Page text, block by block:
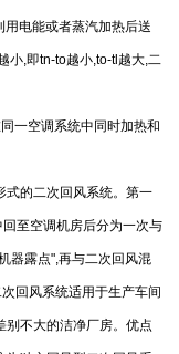
用电能或者蒸汽加热后送
小,即tn-to越小,to-tl越大,二
一空调系统中同时加热和
式的二次回风系统。第一
至空调机房后分为一次与
器露点",再与二次回风混
回风系统适用于生产车间
别不大的洁净厂房。优点